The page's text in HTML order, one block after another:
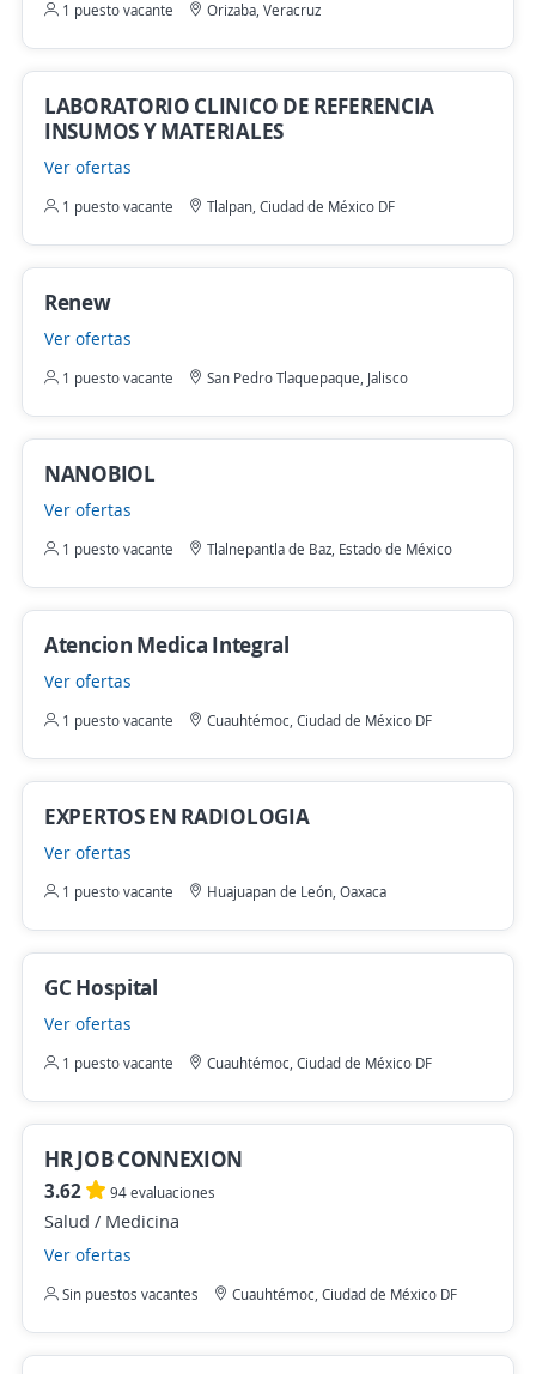
1 puesto vacante Orizaba, Veracruz
LABORATORIO CLINICO DE REFERENCIA
INSUMOS Y MATERIALES
Ver ofertas
1 puesto vacante Tlalpan, Ciudad de México DF
Renew
Ver ofertas
1 puesto vacante San Pedro Tlaquepaque, Jalisco
NANOBIOL
Ver ofertas
1 puesto vacante Tlalnepantla de Baz, Estado de México
Atencion Medica Integral
Ver ofertas
1 puesto vacante Cuauhtémoc, Ciudad de México DF
EXPERTOS EN RADIOLOGIA
Ver ofertas
1 puesto vacante Huajuapan de León, Oaxaca
GC Hospital
Ver ofertas
1 puesto vacante Cuauhtémoc, Ciudad de México DF
HR JOB CONNEXION
3.62 94 evaluaciones
Salud / Medicina
Ver ofertas
Sin puestos vacantes Cuauhtémoc, Ciudad de México DF